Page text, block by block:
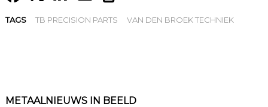
TAGS TB PRECISION PARTS VAN DEN BROEK TECHNIEK
METAALNIEUWS IN BEELD